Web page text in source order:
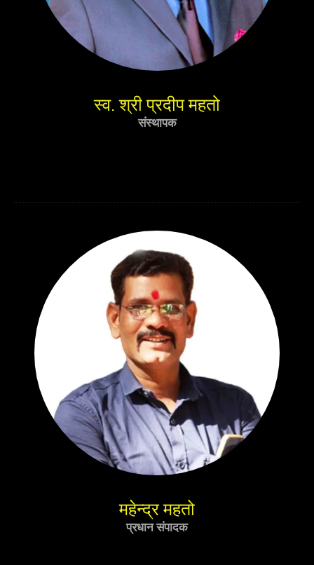
स्व. श्री प्रदीप महतो
संस्थापक
महेन्द्र महतो
प्रधान संपादक